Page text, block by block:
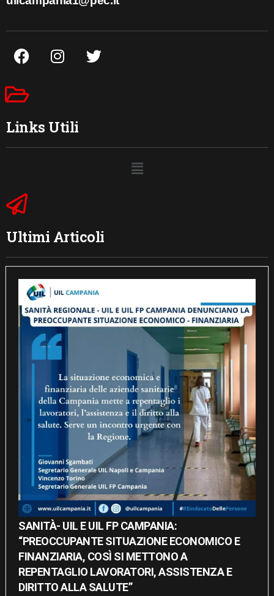
Links Utili
Ultimi Articoli
SANITÀ- UIL E UIL FP CAMPANIA:
“PREOCCUPANTE SITUAZIONE ECONOMICO E
FINANZIARIA, COSÌ SI METTONO A
REPENTAGLIO LAVORATORI, ASSISTENZA E
DIRITTO ALLA SALUTE”